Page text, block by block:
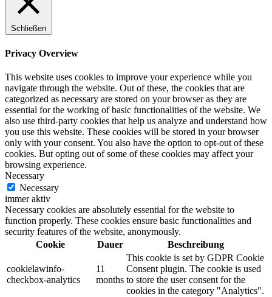
Schließen
Privacy Overview
This website uses cookies to improve your experience while you
navigate through the website. Out of these, the cookies that are
categorized as necessary are stored on your browser as they are
essential for the working of basic functionalities of the website. We
also use third-party cookies that help us analyze and understand how
you use this website. These cookies will be stored in your browser
only with your consent. You also have the option to opt-out of these
cookies. But opting out of some of these cookies may affect your
browsing experience.
Necessary
Necessary
immer aktiv
Necessary cookies are absolutely essential for the website to
function properly. These cookies ensure basic functionalities and
security features of the website, anonymously.
Cookie
Dauer Beschreibung
cookielawinfo-
checkbox-analytics
11
months
This cookie is set by GDPR Cookie
Consent plugin. The cookie is used
to store the user consent for the
cookies in the category "Analytics".